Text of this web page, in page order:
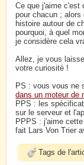
Ce que j'aime c'est
pour chacun ; alors
histoire autour de
pourquoi, à quel
je considère cela
Allez, je vous
votre curiosité !
PS : vous vous ne
dans un moteur de
PPS : les
sur le serveur et
PPPS : j'aime
fait Lars Von Trier
Tags de